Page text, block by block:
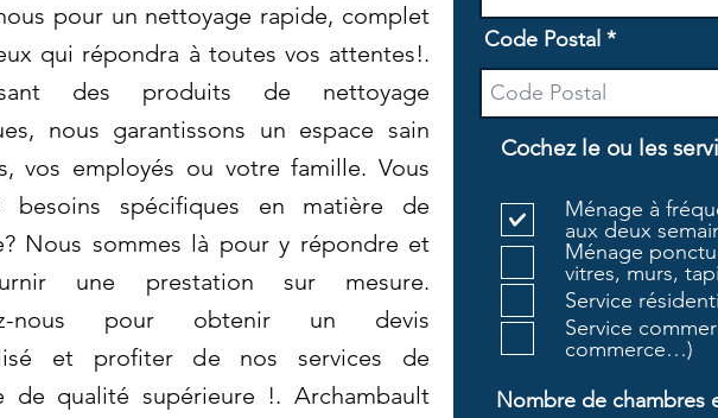
pour un nettoyage rapide, complet
qui répondra à toutes vos attentes!.
des produits de nettoyage
nous garantissons un espace sain
vos employés ou votre famille. Vous
besoins spécifiques en matière de
Nous sommes là pour y répondre et
une prestation sur mesure.
nous pour obtenir un devis
et profiter de nos services de
de qualité supérieure !. Archambault
Code Postal
Cochez le ou les
Ménage à
aux deux
Ménage
vitres, murs,
Service
Service
commerce…)
Nombre de chambres